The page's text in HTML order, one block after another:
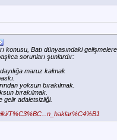
konusu, Batı dünyasındaki
sorunları şunlardır:
maruz kalmak
yoksun bırakılmak.
bırakılmak.
gelir adaletsizliği.
T%C3%BC...n_haklar%C4%B1